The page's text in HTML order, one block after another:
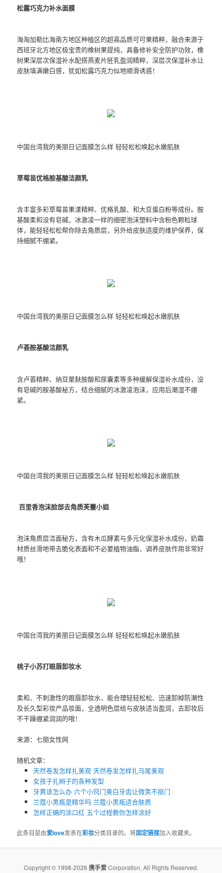
松露巧克力补水面膜
海淘加勒比海南方地区种植区的超高品质可可果精粹，融合来源于
西班牙北方地区极宝贵的橡树果提纯，具备修补安全防护功效，橡
树果深层次保湿补水配搭燕麦片胚乳盈润精粹，深层次保湿补水让
皮肤填满嫩白感，犹如松露巧克力似地顺滑诱惑！
中国台湾我的美丽日记面膜怎么样 轻轻松松唤起水嫩肌肤
草莓苗优格胺基酸洁颜乳
含丰富多彩草莓苗果漾精粹、优格乳酸、和大豆蛋白粉等成份。胺
基酸柔和没有皂碱，冰激凌一样的细密泡沫塑料中含粉色颗粒球
体，能轻轻松松帮你除去角质层，另外给皮肤适度的维护保养，保
持细腻不绷紧。
中国台湾我的美丽日记面膜怎么样 轻轻松松唤起水嫩肌肤
卢荟胺基酸洁颜乳
含卢荟精粹、纳豆聚麸胺酸和尿囊素等多种缓解保湿补水成份，没
有皂碱的胺基酸秘方，结合细腻的冰激凌泡沫，应用后潮湿不绷
紧。
中国台湾我的美丽日记面膜怎么样 轻轻松松唤起水嫩肌肤
百里香泡沫脸部去角质芙蕾小姐
泡沫角质层洁面秘方，含有木瓜酵素与多元化保湿补水成份，奶霜
材质丝滑地带去脆化表面和不必要植物油脂，调养皮肤作用非常好
哦！
中国台湾我的美丽日记面膜怎么样 轻轻松松唤起水嫩肌肤
桃子小苏打眼唇卸妆水
柔和、不刺激性的眼唇卸妆水，能合理轻轻松松、迅速卸掉防潮性
及长久型彩妆产品妆面，全透明色层给与皮肤适当盈润，去卸妆后
不干躁绷紧润润的哦！
来源：七丽女性网
随机文章：
天然卷发怎样扎美观 天然卷发怎样扎马尾美观
女孩子扎辫子的各种发型
牙黄该怎么办 六个小窍门美白牙齿让微笑不抠门
兰蔻小黑瓶是精华吗 兰蔻小黑瓶适合肤质
怎样正确的涂口红 五个过程教你怎样涂好
此条目是由爱love发表在彩妆分类目录的。将固定链接加入收藏夹。
Copyright © 1998-2026 携手爱Corporation, All Rights Reserved.